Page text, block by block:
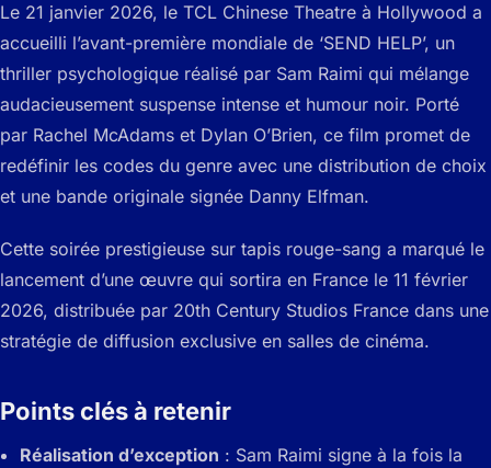
Le 21 janvier 2026, le TCL Chinese Theatre à Hollywood a
accueilli l’avant-première mondiale de ‘SEND HELP’, un
thriller psychologique réalisé par Sam Raimi qui mélange
audacieusement suspense intense et humour noir. Porté
par Rachel McAdams et Dylan O’Brien, ce film promet de
redéfinir les codes du genre avec une distribution de choix
et une bande originale signée Danny Elfman.
Cette soirée prestigieuse sur tapis rouge-sang a marqué le
lancement d’une œuvre qui sortira en France le 11 février
2026, distribuée par 20th Century Studios France dans une
stratégie de diffusion exclusive en salles de cinéma.
Points clés à retenir
Réalisation d’exception : Sam Raimi signe à la fois la